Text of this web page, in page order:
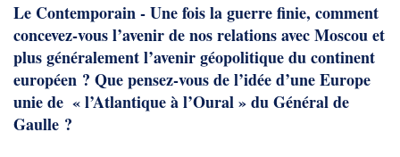
Le Contemporain - Une fois la guerre finie, comment
concevez-vous l’avenir de nos relations avec Moscou et
plus généralement l’avenir géopolitique du continent
européen ? Que pensez-vous de l’idée d’une Europe
unie de  « l’Atlantique à l’Oural » du Général de
Gaulle ?